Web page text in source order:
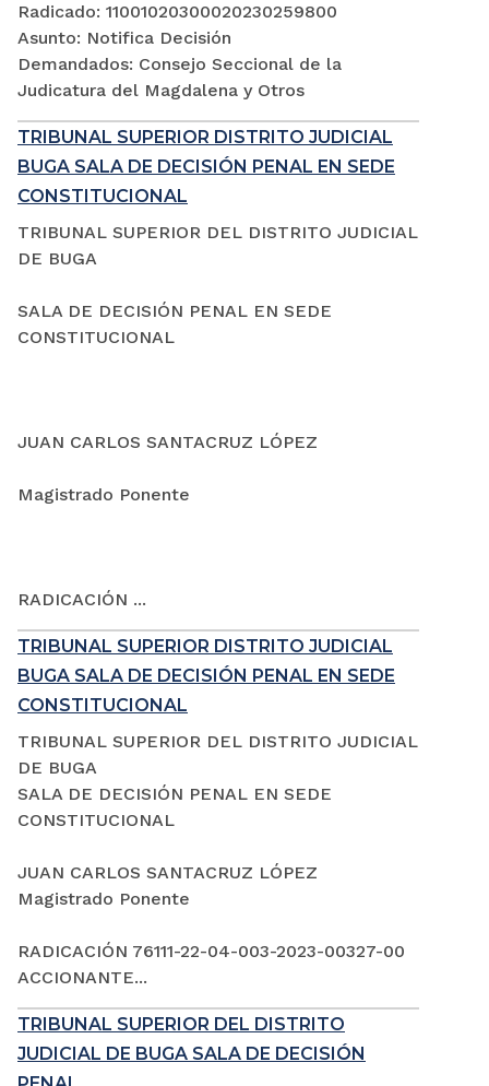
Radicado: 11001020300020230259800
Asunto: Notifica Decisión
Demandados: Consejo Seccional de la
Judicatura del Magdalena y Otros
TRIBUNAL SUPERIOR DISTRITO JUDICIAL
BUGA SALA DE DECISIÓN PENAL EN SEDE
CONSTITUCIONAL
TRIBUNAL SUPERIOR DEL DISTRITO JUDICIAL
DE BUGA
SALA DE DECISIÓN PENAL EN SEDE
CONSTITUCIONAL
JUAN CARLOS SANTACRUZ LÓPEZ
Magistrado Ponente
RADICACIÓN ...
TRIBUNAL SUPERIOR DISTRITO JUDICIAL
BUGA SALA DE DECISIÓN PENAL EN SEDE
CONSTITUCIONAL
TRIBUNAL SUPERIOR DEL DISTRITO JUDICIAL
DE BUGA
SALA DE DECISIÓN PENAL EN SEDE
CONSTITUCIONAL
JUAN CARLOS SANTACRUZ LÓPEZ
Magistrado Ponente
RADICACIÓN 76111-22-04-003-2023-00327-00
ACCIONANTE...
TRIBUNAL SUPERIOR DEL DISTRITO
JUDICIAL DE BUGA SALA DE DECISIÓN